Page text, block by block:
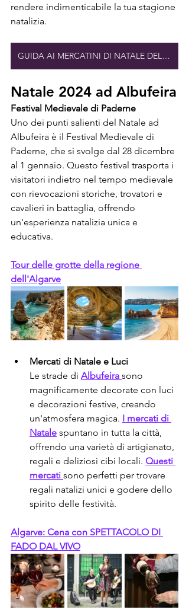
rendere indimenticabile la tua stagione
natalizia.
GUIDA AI MERCATINI DI NATALE DELL'ALGARVE
Natale 2024 ad Albufeira
Festival Medievale di Paderne
Uno dei punti salienti del Natale ad
Albufeira è il Festival Medievale di
Paderne, che si svolge dal 28 dicembre
al 1 gennaio. Questo festival trasporta i
visitatori indietro nel tempo medievale
con rievocazioni storiche, trovatori e
cavalieri in battaglia, offrendo
un'esperienza natalizia unica e
educativa.
Tour delle grotte della regione
dell'Algarve
Mercati di Natale e Luci
Le strade di Albufeira sono
magnificamente decorate con luci
e decorazioni festive, creando
un'atmosfera magica. I mercati di
Natale spuntano in tutta la città,
offrendo una varietà di artigianato,
regali e deliziosi cibi locali. Questi
mercati sono perfetti per trovare
regali natalizi unici e godere dello
spirito delle festività.
Algarve: Cena con SPETTACOLO DI
FADO DAL VIVO